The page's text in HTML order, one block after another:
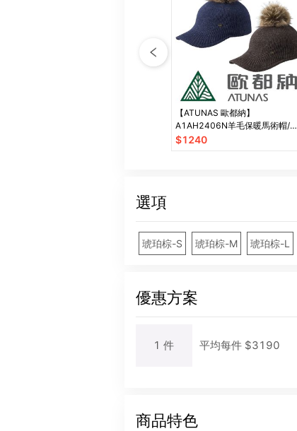
【ATUNAS 歐都納】
A1AH2406N羊毛保暖馬術帽/針
織帽/保暖帽/羊毛帽)登山屋
$1240
選項
琥珀棕-S 琥珀棕-M 琥珀棕-L
優惠方案
1 件 平均每件$3190
商品特色